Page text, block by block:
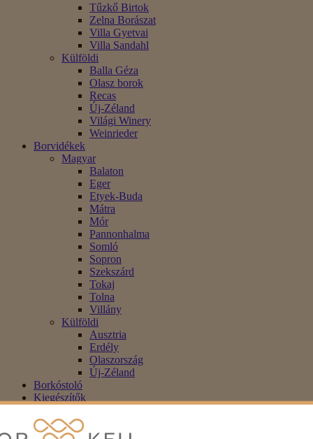
Tűzkő Birtok
Zelna Borászat
Villa Gyetvai
Villa Sandahl
Külföldi
Balla Géza
Olasz borok
Recas
Új-Zéland
Világi Winery
Weinrieder
Borvidékek
Magyar
Balaton
Eger
Etyek-Buda
Mátra
Mór
Pannonhalma
Somló
Sopron
Szekszárd
Tokaj
Tolna
Villány
Külföldi
Ausztria
Erdély
Olaszország
Új-Zéland
Borkóstoló
Kiegészítők
Blog
Akció